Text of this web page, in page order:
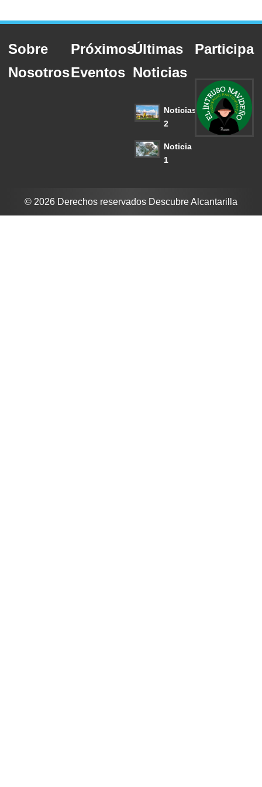
Sobre
Nosotros
Próximos
Eventos
Últimas
Noticias
Noticias
2
Noticia
1
Participa
© 2026 Derechos reservados Descubre Alcantarilla